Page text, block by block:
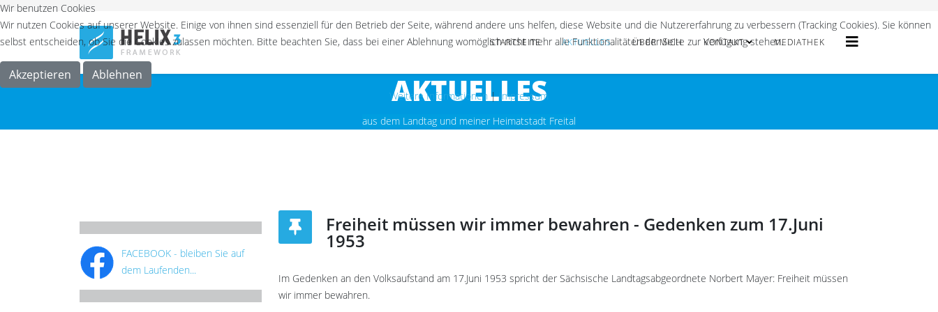
STARTSEITE AKTUELLES ÜBER MICH KONTAKT MEDIATHEK
AKTUELLES
aus dem Landtag und meiner Heimatstadt Freital
FACEBOOK - bleiben Sie auf
dem Laufenden...
Freiheit müssen wir immer bewahren - Gedenken zum 17.Juni
1953
Im Gedenken an den Volksaufstand am 17.Juni 1953 spricht der Sächsische Landtagsabgeordnete Norbert Mayer: Freiheit müssen
wir immer bewahren.
Wir benutzen Cookies
Wir nutzen Cookies auf unserer Website. Einige von ihnen sind essenziell für den Betrieb der Seite, während andere uns helfen, diese Website und die Nutzererfahrung zu verbessern (Tracking Cookies). Sie können
selbst entscheiden, ob Sie die Cookies zulassen möchten. Bitte beachten Sie, dass bei einer Ablehnung womöglich nicht mehr alle Funktionalitäten der Seite zur Verfügung stehen.
Akzeptieren Ablehnen
Weitere Informationen | Impressum